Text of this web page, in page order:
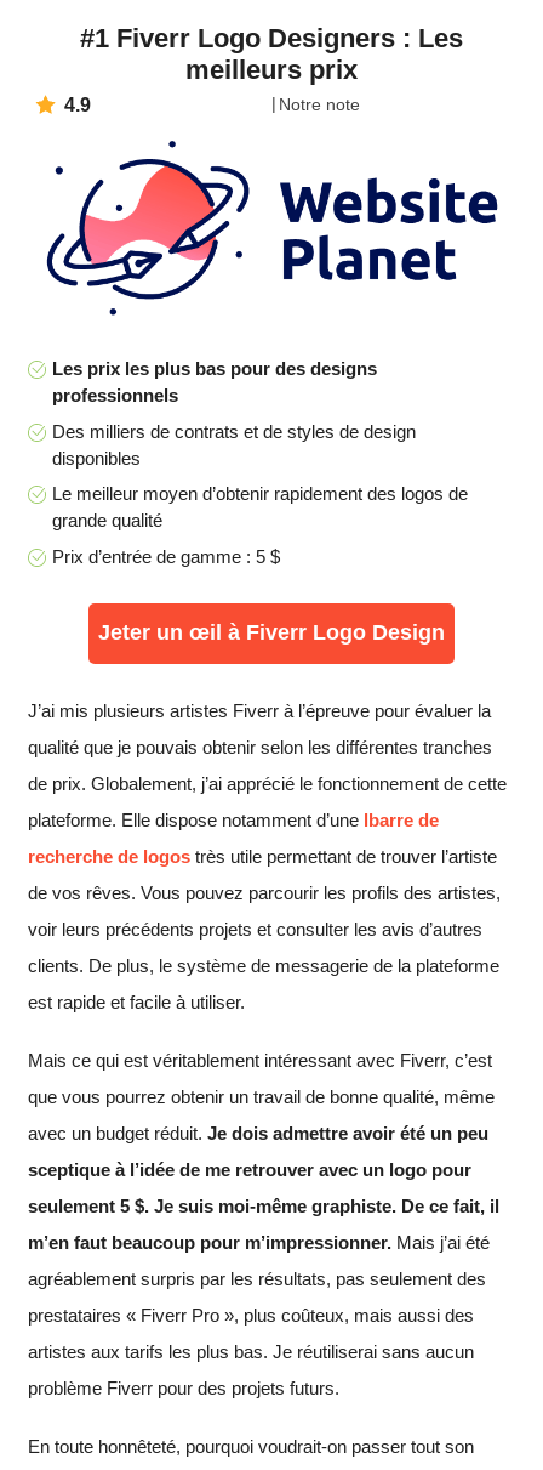
#1 Fiverr Logo Designers : Les
meilleurs prix
4.9 Notre note
Les prix les plus bas pour des designs
professionnels
Des milliers de contrats et de styles de design
disponibles
Le meilleur moyen d’obtenir rapidement des logos de
grande qualité
Prix d’entrée de gamme : 5 $
Jeter un œil à Fiverr Logo Design
J’ai mis plusieurs artistes Fiverr à l’épreuve pour évaluer la
qualité que je pouvais obtenir selon les différentes tranches
de prix. Globalement, j’ai apprécié le fonctionnement de cette
plateforme. Elle dispose notamment d’une lbarre de
recherche de logos très utile permettant de trouver l’artiste
de vos rêves. Vous pouvez parcourir les profils des artistes,
voir leurs précédents projets et consulter les avis d’autres
clients. De plus, le système de messagerie de la plateforme
est rapide et facile à utiliser.
Mais ce qui est véritablement intéressant avec Fiverr, c’est
que vous pourrez obtenir un travail de bonne qualité, même
avec un budget réduit. Je dois admettre avoir été un peu
sceptique à l’idée de me retrouver avec un logo pour
seulement 5 $. Je suis moi-même graphiste. De ce fait, il
m’en faut beaucoup pour m’impressionner. Mais j’ai été
agréablement surpris par les résultats, pas seulement des
prestataires « Fiverr Pro », plus coûteux, mais aussi des
artistes aux tarifs les plus bas. Je réutiliserai sans aucun
problème Fiverr pour des projets futurs.
En toute honnêteté, pourquoi voudrait-on passer tout son